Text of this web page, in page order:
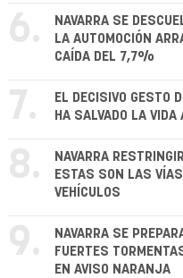
6.
NAVARRA SE
LA AUTOMOCIÓN
CAÍDA DEL 7,7%
7.
EL DECISIVO GESTO
HA SALVADO LA
8.
NAVARRA
ESTAS SON LAS
VEHÍCULOS
9.
NAVARRA SE
FUERTES
EN AVISO NARANJA